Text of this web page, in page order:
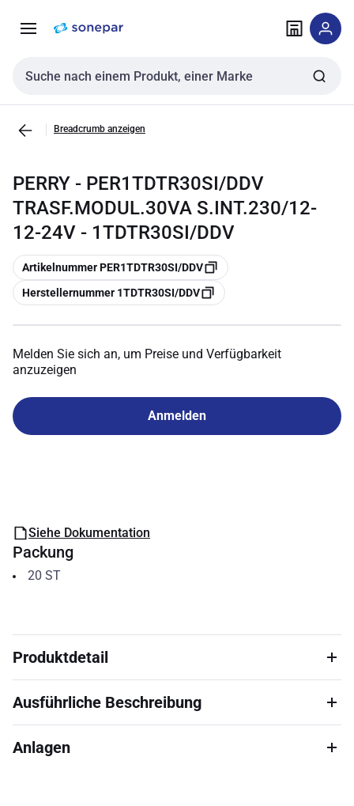
NavigationInhalt
Sucheingabe
Breadcrumb anzeigen
PERRY - PER1TDTR30SI/DDV
TRASF.MODUL.30VA S.INT.230/12-
12-24V - 1TDTR30SI/DDV
Kopieren
Artikelnummer PER1TDTR30SI/DDV
Kopieren
Herstellernummer 1TDTR30SI/DDV
Melden Sie sich an, um Preise und Verfügbarkeit
anzuzeigen
Anmelden
Siehe Dokumentation
Packung
20 ST
Produktdetail
Ausführliche Beschreibung
Anlagen